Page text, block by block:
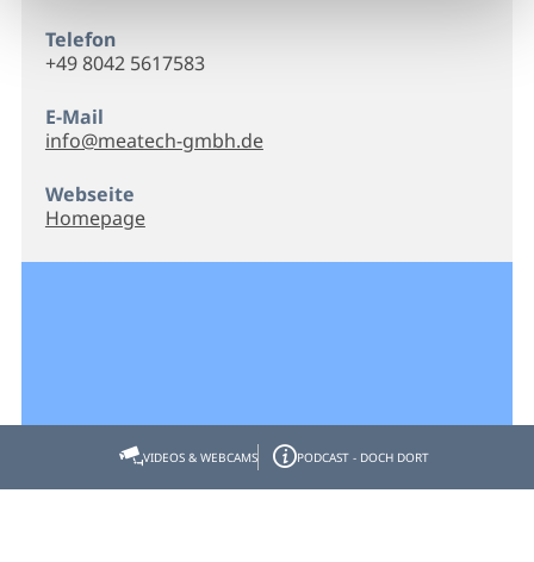
Telefon
+49 8042 5617583
E-Mail
info@meatech-gmbh.de
Webseite
Homepage
VIDEOS & WEBCAMS PODCAST - DOCH DORT